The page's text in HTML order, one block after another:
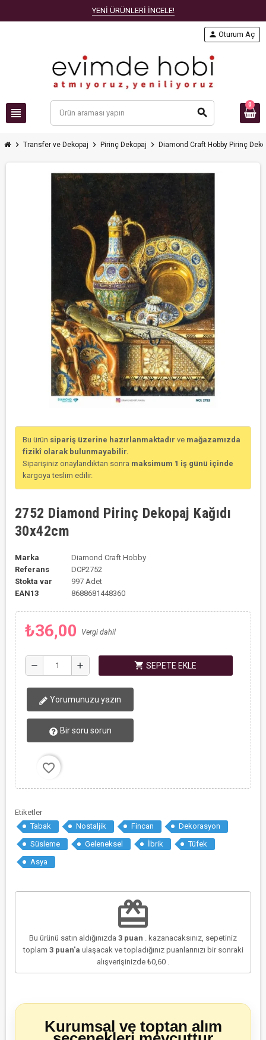
YENİ ÜRÜNLERİ İNCELE!
view_headline search
person Oturum Aç
0
chevron_right Transfer ve Dekopaj chevron_right Pirinç Dekopaj chevron_right Diamond Craft Hobby Pirinç
Bu ürün sipariş üzerine hazırlanmaktadır ve mağazamızda
fizikî olarak bulunmayabilir.
Siparişiniz onaylandıktan sonra maksimum 1 iş günü içinde
kargoya teslim edilir.
2752 Diamond Pirinç Dekopaj Kağıdı
30x42cm
Marka
Diamond Craft Hobby
Referans
DCP2752
Stokta var
997 Adet
EAN13
8688681448360
₺36,00 Vergi dahil
remove add shopping_cart SEPETE EKLE
Yorumunuzu yazın
Bir soru sorun
favorite_border
Etiketler
Tabak
Nostaljik Fincan
Dekorasyon
Süsleme
Geleneksel İbrik
Tüfek
Asya
redeem
Bu ürünü satın aldığınızda 3 puan . kazanacaksınız, sepetiniz
toplam 3puan'a ulaşacak ve topladığınız puanlarınızı bir sonraki
alışverişinizde ₺0,60 .
Kurumsal ve toptan alım